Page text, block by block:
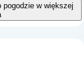
w większej